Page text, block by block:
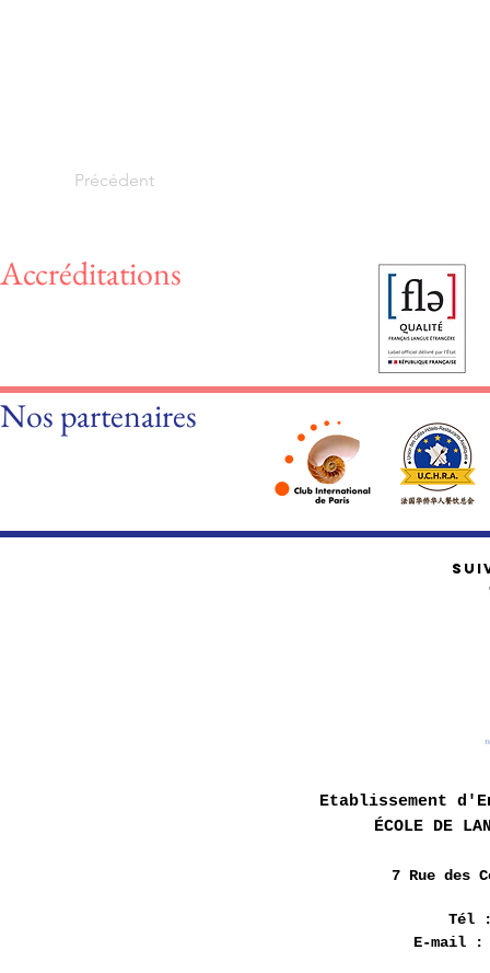
Précédent
Accréditations
Nos partenaires
Etablissement
ÉCOLE DE
7 Rue des
Tél
E-mail